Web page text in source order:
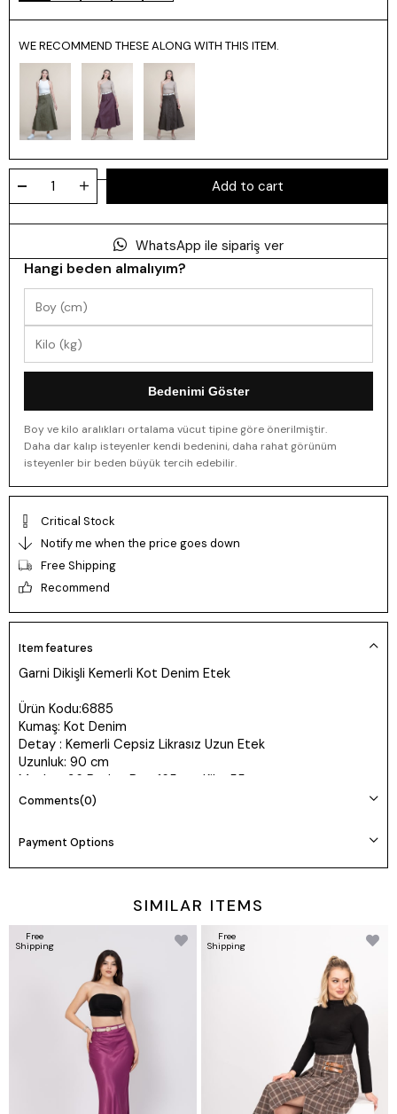
WE RECOMMEND THESE ALONG WITH THIS ITEM.
WhatsApp ile sipariş ver
Hangi beden almalıyım?
Bedenimi Göster
Boy ve kilo aralıkları ortalama vücut tipine göre önerilmiştir.
Daha dar kalıp isteyenler kendi bedenini, daha rahat görünüm
isteyenler bir beden büyük tercih edebilir.
Critical Stock
Notify me when the price goes down
Free Shipping
Recommend
Item features
Garni Dikişli Kemerli Kot Denim Etek
Ürün Kodu:6885
Kumaş: Kot Denim
Detay : Kemerli Cepsiz Likrasız Uzun Etek
Uzunluk: 90 cm
Manken 36 Beden Boy: 165 cm Kilo: 55
Marka : MissVina
Comments(0)
Payment Options
SIMILAR ITEMS
Free
Shipping
Free
Shipping